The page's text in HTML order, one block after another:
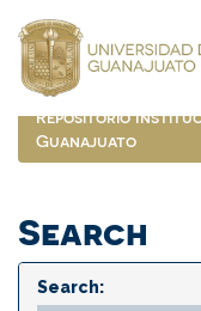
navigation
Repositorio
Guanajuato
Search
Search: